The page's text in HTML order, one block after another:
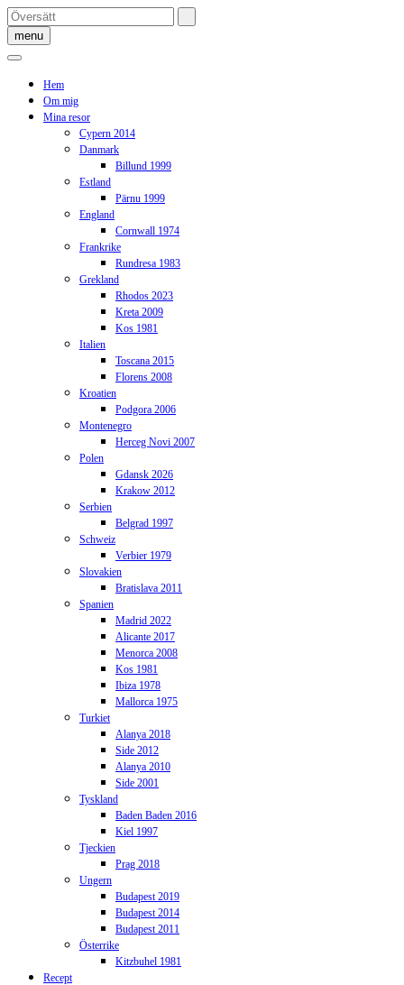
Skip
to
content
menu
Hem
Om mig
Mina resor
Cypern 2014
Danmark
Billund 1999
Estland
Pärnu 1999
England
Cornwall 1974
Frankrike
Rundresa 1983
Grekland
Rhodos 2023
Kreta 2009
Kos 1981
Italien
Toscana 2015
Florens 2008
Kroatien
Podgora 2006
Montenegro
Herceg Novi 2007
Polen
Gdansk 2026
Krakow 2012
Serbien
Belgrad 1997
Schweiz
Verbier 1979
Slovakien
Bratislava 2011
Spanien
Madrid 2022
Alicante 2017
Menorca 2008
Kos 1981
Ibiza 1978
Mallorca 1975
Turkiet
Alanya 2018
Side 2012
Alanya 2010
Side 2001
Tyskland
Baden Baden 2016
Kiel 1997
Tjeckien
Prag 2018
Ungern
Budapest 2019
Budapest 2014
Budapest 2011
Österrike
Kitzbuhel 1981
Recept